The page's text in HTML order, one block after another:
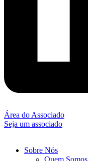
Área do Associado
Seja um associado
Sobre Nós
Quem Somos